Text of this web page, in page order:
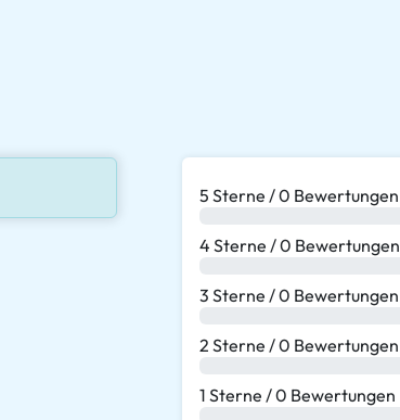
5 Sterne / 0 Bewertungen
4 Sterne / 0 Bewertungen
3 Sterne / 0 Bewertungen
2 Sterne / 0 Bewertungen
1 Sterne / 0 Bewertungen